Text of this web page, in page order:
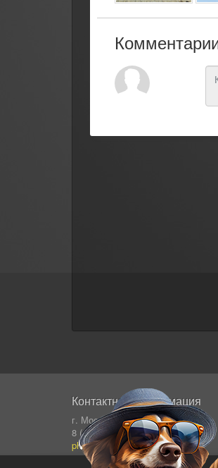
Контактная информация
г. Москва, Сущевский Вал 64
8 (495) 995-82-95 (кругл.)
photostock@ergosolo.ru